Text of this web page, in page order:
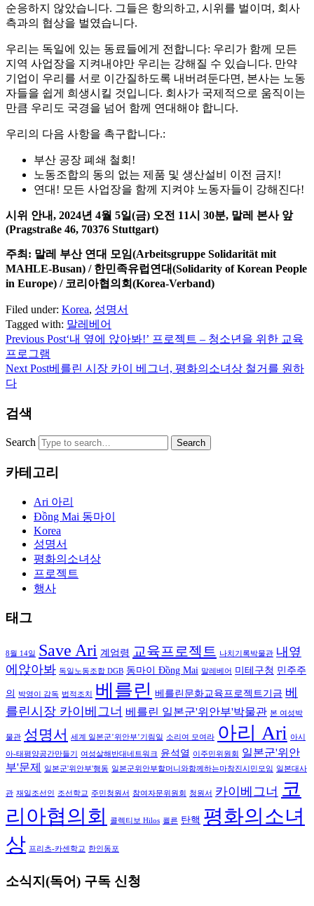
순응하지 않았습니다. 그들은 항의하고, 시위를 벌이며, 회사
측과의 협상을 벌였습니다.
우리는 독일에 있는 동료들에게 전합니다: 우리가 함께 모든
지역 사업장을 지켜내야만 우리는 강해질 수 있습니다. 만약
기업이 우리를 서로 이간질하도록 내버려둔다면, 본사는 노동
자들을 쉽게 희생시킬 것입니다. 회사가 국제적으로 움직이는
만큼 우리도 국경을 넘어 함께 연대해야 합니다.
우리의 다음 사항을 촉구합니다.:
부산 공장 폐쇄 철회!
노동조합의 동의 없는 제품 및 생산설비 이전 금지!
연대! 모든 사업장을 함께 지켜야 노동자들이 강해진다!
시위 안내, 2024년 4월 5일(금) 오전 11시 30분, 말레 본사 앞
(Pragstraße 46, 70376 Stuttgart)
주최: 말레 부산 연대 모임(Arbeitsgruppe Solidarität mit
MAHLE-Busan) / 한민족유럽연대(Solidarity of Korean People
in Europe) / 코리아협의회(Korea-Verband)
Filed under: Korea, 성명서
Tagged with: 말레베어
Previous Post‘내 옆에 앉아봐!’ 프로젝트 – 청소년을 위한 교육
프로그램
Next Post베를린 시장 카이 베그너, 평화의소녀상 철거를 원하
다
검색
Search
카테고리
Ari 아리
Đồng Mai 동마이
Korea
성명서
평화의소녀상
프로젝트
행사
태그
8월 14일 Save Ari 계엄령 교육프로젝트 나치기록박물관 내옆
에앉아봐 독일노동조합 DGB 동마이 Đồng Mai 말레베어 미테구청 민주주
의 박영이 감독 법적조치 베를린 베를린문화교육프로젝트기금 베
를린시장 카이베그너 베를린 일본군'위안부'박물관 본 여성박
물관 성명서 세계 일본군’위안부’기림일 소리여 모여라 아리 Ari 아시
아-태평양공간만들기 여성살해반대네트워크 윤석열 이주민위원회
일본군'위안
부'문제
일본군'위안부'행동 일본군위안부할머니와함께하는마창진시민모임 일본대사
관 재일조선인 조선학교 주민청원서 참여자문위원회 청원서 카이베그너 코
리아협의회
콜렉티보 Hilos 쾰른 탄핵 평화의소녀
상 프리츠-카센학교 한인동포
소식지(독어) 구독 신청